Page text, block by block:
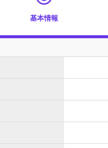
基本情報